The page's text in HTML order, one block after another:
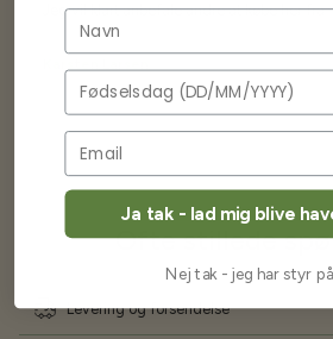
Jeg vil klart anbefale andre at købe her fra
Ofte stillede
Levering og forsendelse
Navn
Fødselsdag
Ja tak - lad mig blive
Nej tak - jeg har styr